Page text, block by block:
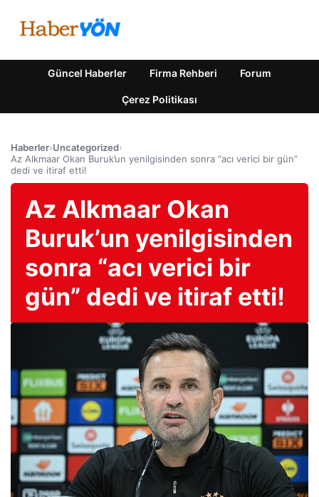
Güncel Haberler Firma Rehberi Forum
Çerez Politikası
Haberler›Uncategorized›
Az Alkmaar Okan Buruk’un yenilgisinden sonra “acı verici bir gün”
dedi ve itiraf etti!
Az Alkmaar Okan
Buruk’un yenilgisinden
sonra “acı verici bir
gün” dedi ve itiraf etti!